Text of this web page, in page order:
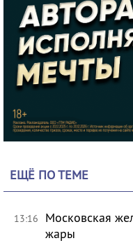
ЕЩЁ ПО ТЕМЕ
13:16
Московская
жары